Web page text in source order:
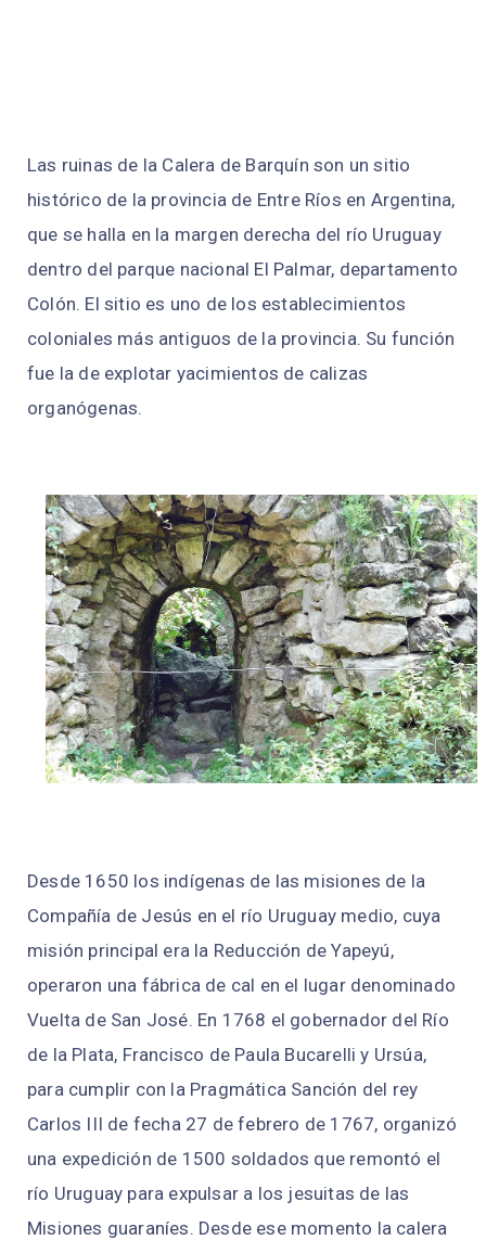
Las ruinas de la Calera de Barquín son un sitio
histórico de la provincia de Entre Ríos en Argentina,
que se halla en la margen derecha del río Uruguay
dentro del parque nacional El Palmar, departamento
Colón. El sitio es uno de los establecimientos
coloniales más antiguos de la provincia. Su función
fue la de explotar yacimientos de calizas
organógenas.
Desde 1650 los indígenas de las misiones de la
Compañía de Jesús en el río Uruguay medio, cuya
misión principal era la Reducción de Yapeyú,
operaron una fábrica de cal en el lugar denominado
Vuelta de San José. En 1768 el gobernador del Río
de la Plata, Francisco de Paula Bucarelli y Ursúa,
para cumplir con la Pragmática Sanción del rey
Carlos III de fecha 27 de febrero de 1767, organizó
una expedición de 1500 soldados que remontó el
río Uruguay para expulsar a los jesuitas de las
Misiones guaraníes. Desde ese momento la calera